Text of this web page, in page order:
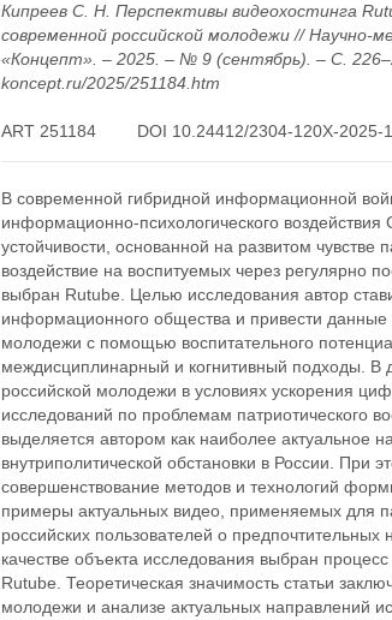
Кипреев С. Н. Перспективы видеохостинга
современной российской молодежи // Научно-
«Концепт». – 2025. – № 9 (сентябрь). – С.
koncept.ru/2025/251184.htm
ART 251184 DOI 10.24412/2304-120X-2025-
В современной гибридной информационной
информационно-психологического
устойчивости, основанной на развитом
воздействие на воспитуемых через регулярно
выбран Rutube. Целью исследования автор
информационного общества и привести
молодежи с помощью воспитательного
междисциплинарный и когнитивный подходы. В
российской молодежи в условиях ускорения
исследований по проблемам патриотического
выделяется автором как наиболее
внутриполитической обстановки в России. При
совершенствование методов и технологий
примеры актуальных видео, применяемых для
российских пользователей о
качестве объекта исследования выбран
Rutube. Теоретическая значимость статьи
молодежи и анализе актуальных направлений